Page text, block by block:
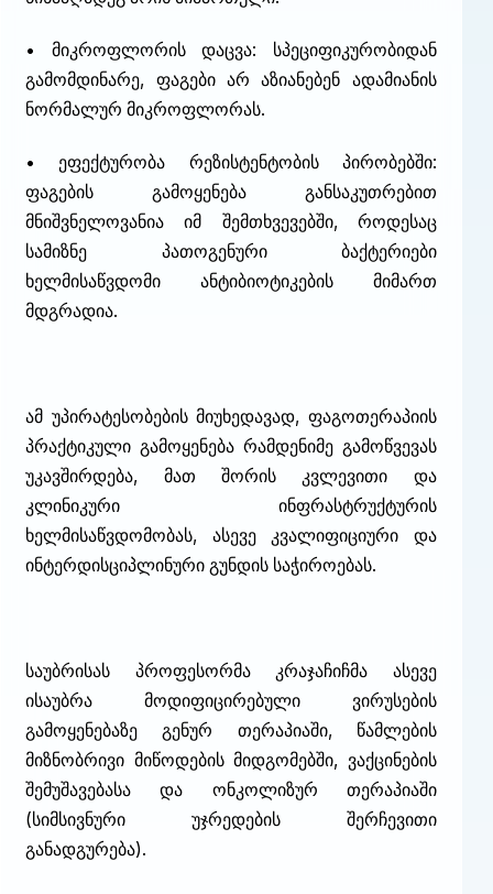
• მიკროფლორის დაცვა: სპეციფიკურობიდან
გამომდინარე, ფაგები არ აზიანებენ ადამიანის
ნორმალურ მიკროფლორას.
• ეფექტურობა რეზისტენტობის პირობებში:
ფაგების გამოყენება განსაკუთრებით
მნიშვნელოვანია იმ შემთხვევებში, როდესაც
სამიზნე პათოგენური ბაქტერიები
ხელმისაწვდომი ანტიბიოტიკების მიმართ
მდგრადია.
ამ უპირატესობების მიუხედავად, ფაგოთერაპიის
პრაქტიკული გამოყენება რამდენიმე გამოწვევას
უკავშირდება, მათ შორის კვლევითი და
კლინიკური ინფრასტრუქტურის
ხელმისაწვდომობას, ასევე კვალიფიციური და
ინტერდისციპლინური გუნდის საჭიროებას.
საუბრისას პროფესორმა კრაჯაჩიჩმა ასევე
ისაუბრა მოდიფიცირებული ვირუსების
გამოყენებაზე გენურ თერაპიაში, წამლების
მიზნობრივი მიწოდების მიდგომებში, ვაქცინების
შემუშავებასა და ონკოლიზურ თერაპიაში
(სიმსივნური უჯრედების შერჩევითი
განადგურება).